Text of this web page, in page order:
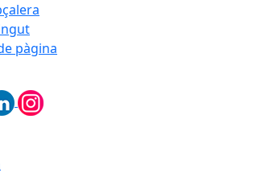
pàgina